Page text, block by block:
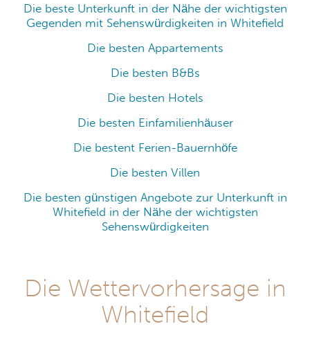
Die beste Unterkunft in der Nähe der wichtigsten
Gegenden mit Sehenswürdigkeiten in Whitefield
Die besten Appartements
Die besten B&Bs
Die besten Hotels
Die besten Einfamilienhäuser
Die bestent Ferien-Bauernhöfe
Die besten Villen
Die besten günstigen Angebote zur Unterkunft in
Whitefield in der Nähe der wichtigsten
Sehenswürdigkeiten
Die Wettervorhersage in
Whitefield